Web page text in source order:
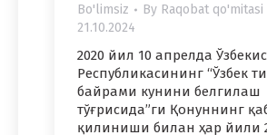
Bo'limsiz By Raqobat qo'mitasi
21.10.2024
2020 йил 10 апрелда
Республикасининг “Ўзбек
байрами кунини белгилаш
тўғрисида”ги Қонуннинг
қилиниши билан ҳар йили